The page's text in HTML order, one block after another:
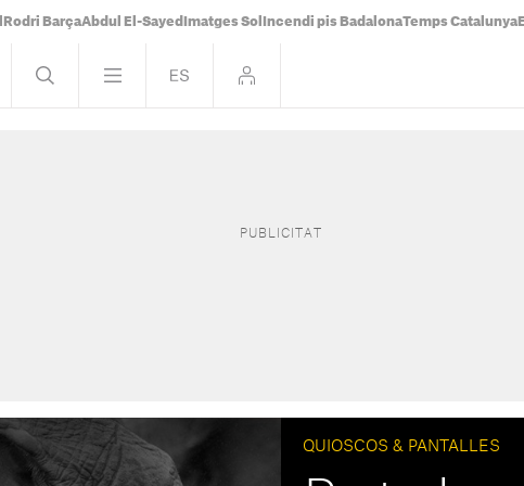
Rodri BarçaAbdul El-Sayed Imatges Sol Incendi pis BadalonaTemps Catalunya
QUIOSCOS & PANTALLES